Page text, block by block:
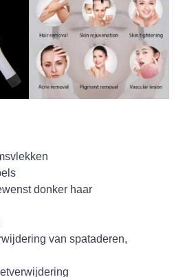
donker haar
van spataderen,